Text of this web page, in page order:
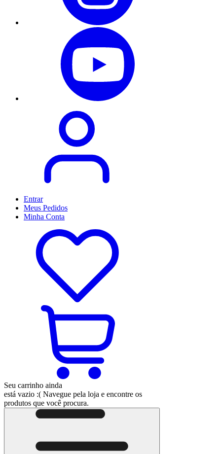
Entrar
Meus Pedidos
Minha Conta
Seu carrinho ainda
está vazio :( Navegue pela loja e encontre os
produtos que você procura.